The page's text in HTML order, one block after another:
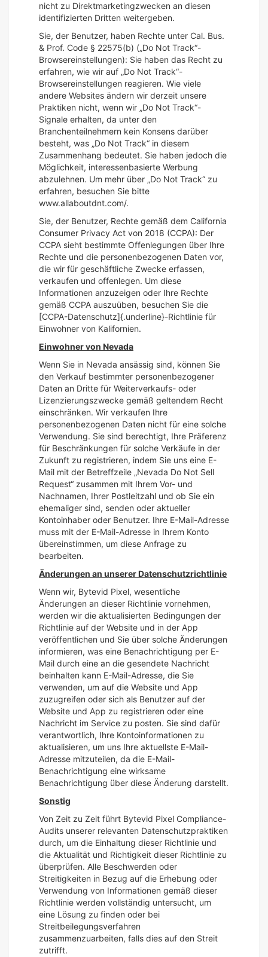
nicht zu Direktmarketingzwecken an diesen
identifizierten Dritten weitergeben.
Sie, der Benutzer, haben Rechte unter Cal. Bus.
& Prof. Code § 22575(b) („Do Not Track“-
Browsereinstellungen): Sie haben das Recht zu
erfahren, wie wir auf „Do Not Track“-
Browsereinstellungen reagieren. Wie viele
andere Websites ändern wir derzeit unsere
Praktiken nicht, wenn wir „Do Not Track“-
Signale erhalten, da unter den
Branchenteilnehmern kein Konsens darüber
besteht, was „Do Not Track“ in diesem
Zusammenhang bedeutet. Sie haben jedoch die
Möglichkeit, interessenbasierte Werbung
abzulehnen. Um mehr über „Do Not Track“ zu
erfahren, besuchen Sie bitte
www.allaboutdnt.com/.
Sie, der Benutzer, Rechte gemäß dem California
Consumer Privacy Act von 2018 (CCPA): Der
CCPA sieht bestimmte Offenlegungen über Ihre
Rechte und die personenbezogenen Daten vor,
die wir für geschäftliche Zwecke erfassen,
verkaufen und offenlegen. Um diese
Informationen anzuzeigen oder Ihre Rechte
gemäß CCPA auszuüben, besuchen Sie die
[CCPA-Datenschutz]{.underline}-Richtlinie für
Einwohner von Kalifornien.
Einwohner von Nevada
Wenn Sie in Nevada ansässig sind, können Sie
den Verkauf bestimmter personenbezogener
Daten an Dritte für Weiterverkaufs- oder
Lizenzierungszwecke gemäß geltendem Recht
einschränken. Wir verkaufen Ihre
personenbezogenen Daten nicht für eine solche
Verwendung. Sie sind berechtigt, Ihre Präferenz
für Beschränkungen für solche Verkäufe in der
Zukunft zu registrieren, indem Sie uns eine E-
Mail mit der Betreffzeile „Nevada Do Not Sell
Request“ zusammen mit Ihrem Vor- und
Nachnamen, Ihrer Postleitzahl und ob Sie ein
ehemaliger sind, senden oder aktueller
Kontoinhaber oder Benutzer. Ihre E-Mail-Adresse
muss mit der E-Mail-Adresse in Ihrem Konto
übereinstimmen, um diese Anfrage zu
bearbeiten.
Änderungen an unserer Datenschutzrichtlinie
Wenn wir, Bytevid Pixel, wesentliche
Änderungen an dieser Richtlinie vornehmen,
werden wir die aktualisierten Bedingungen der
Richtlinie auf der Website und in der App
veröffentlichen und Sie über solche Änderungen
informieren, was eine Benachrichtigung per E-
Mail durch eine an die gesendete Nachricht
beinhalten kann E-Mail-Adresse, die Sie
verwenden, um auf die Website und App
zuzugreifen oder sich als Benutzer auf der
Website und App zu registrieren oder eine
Nachricht im Service zu posten. Sie sind dafür
verantwortlich, Ihre Kontoinformationen zu
aktualisieren, um uns Ihre aktuellste E-Mail-
Adresse mitzuteilen, da die E-Mail-
Benachrichtigung eine wirksame
Benachrichtigung über diese Änderung darstellt.
Sonstig
Von Zeit zu Zeit führt Bytevid Pixel Compliance-
Audits unserer relevanten Datenschutzpraktiken
durch, um die Einhaltung dieser Richtlinie und
die Aktualität und Richtigkeit dieser Richtlinie zu
überprüfen. Alle Beschwerden oder
Streitigkeiten in Bezug auf die Erhebung oder
Verwendung von Informationen gemäß dieser
Richtlinie werden vollständig untersucht, um
eine Lösung zu finden oder bei
Streitbeilegungsverfahren
zusammenzuarbeiten, falls dies auf den Streit
zutrifft.